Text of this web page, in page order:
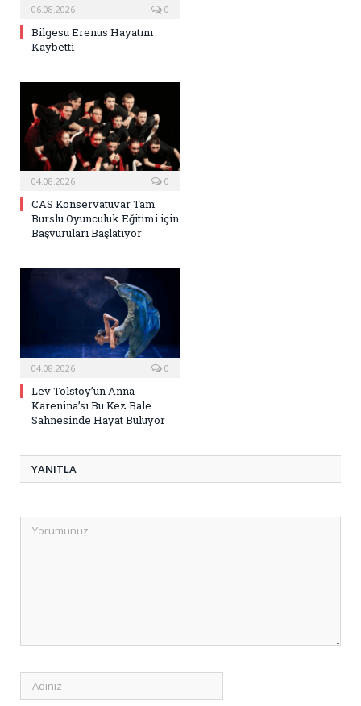
06.08.2026 0
Bilgesu Erenus Hayatını
Kaybetti
04.08.2026 0
CAS Konservatuvar Tam
Burslu Oyunculuk Eğitimi için
Başvuruları Başlatıyor
04.08.2026 0
Lev Tolstoy’un Anna
Karenina’sı Bu Kez Bale
Sahnesinde Hayat Buluyor
YANITLA